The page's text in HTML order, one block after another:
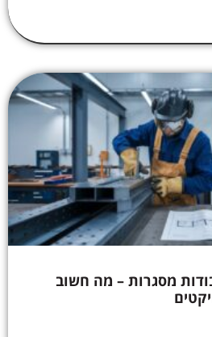
מסגרות – מה חשוב